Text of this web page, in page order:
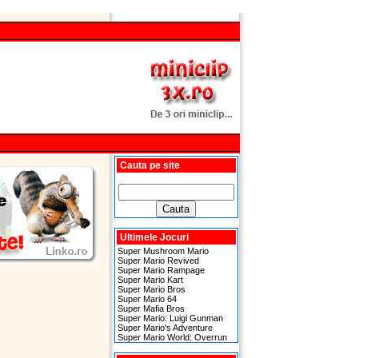
Cauta pe site
Ultimele Jocuri
Super Mushroom Mario
Super Mario Revived
Super Mario Rampage
Super Mario Kart
Super Mario Bros
Super Mario 64
Super Mafia Bros
Super Mario: Luigi Gunman
Super Mario's Adventure
Super Mario World: Overrun